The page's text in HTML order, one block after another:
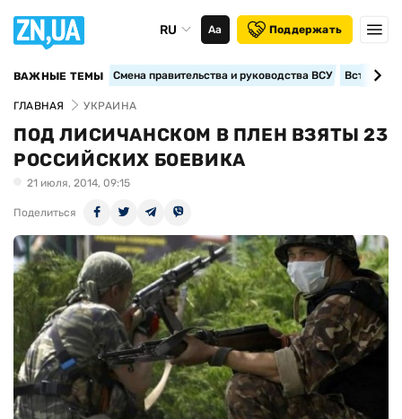
RU Аа Поддержать
ВАЖНЫЕ ТЕМЫ Смена правительства и руководства ВСУ
ГЛАВНАЯ УКРАИНА
ПОД ЛИСИЧАНСКОМ В ПЛЕН ВЗЯТЫ 23
РОССИЙСКИХ БОЕВИКА
21 июля, 2014, 09:15
Поделиться